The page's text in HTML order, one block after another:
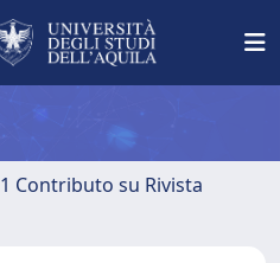
1 Contributo su Rivista